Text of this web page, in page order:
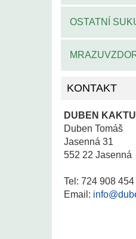
OSTATNÍ
KONTAKT
DUBEN
Duben Tomáš
Jasenná 31
552 22 Jasenná
Tel: 724 908 454
Email: